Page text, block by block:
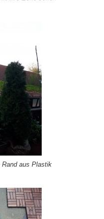
aus Plastik